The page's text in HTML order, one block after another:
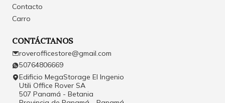
Contacto
Carro
CONTÁCTANOS
roverofficestore@gmail.com
50764806669
Edificio MegaStorage El Ingenio
Utili Office Rover SA
507 Panamá - Betania